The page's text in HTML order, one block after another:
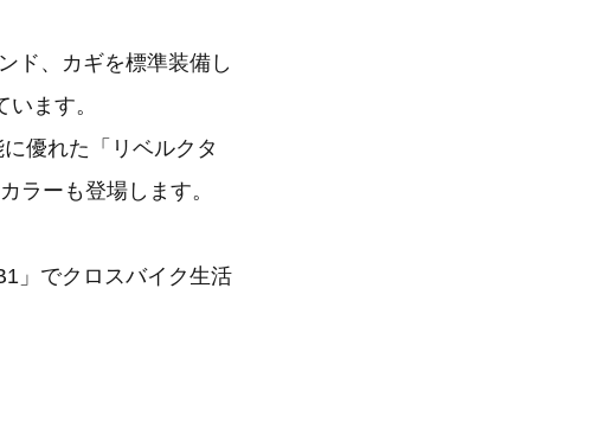
の高まりや公共交通機
リングやフィットネス
の乗り出しに必要な装